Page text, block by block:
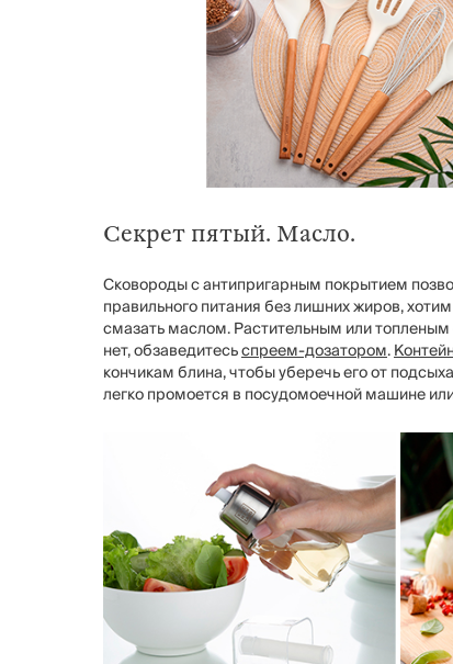
Секрет пятый. Масло.
Сковороды с антипригарным покрытием
правильного питания без лишних жиров,
смазать маслом. Растительным или
нет, обзаведитесьспреем-дозатором.
кончикам блина, чтобы уберечь его от
легко промоется в посудомоечной машине